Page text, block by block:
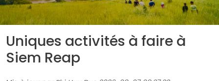
Uniques activités à faire à
Siem Reap